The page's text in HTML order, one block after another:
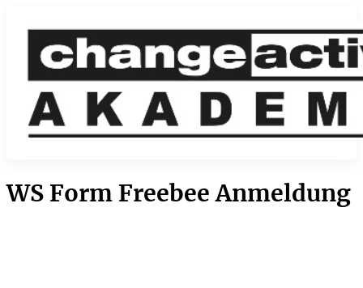
WS Form Freebee Anmeldung